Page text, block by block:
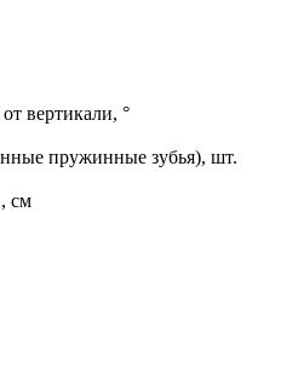
вертикали, °
пружинные зубья), шт.
см